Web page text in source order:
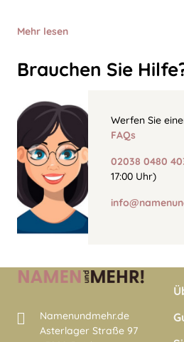
Mehr lesen
Brauchen Sie
Werfen Sie
FAQs
02038 0480
17:00 Uhr)
Namenundmehr.de
Asterlager Straße 97